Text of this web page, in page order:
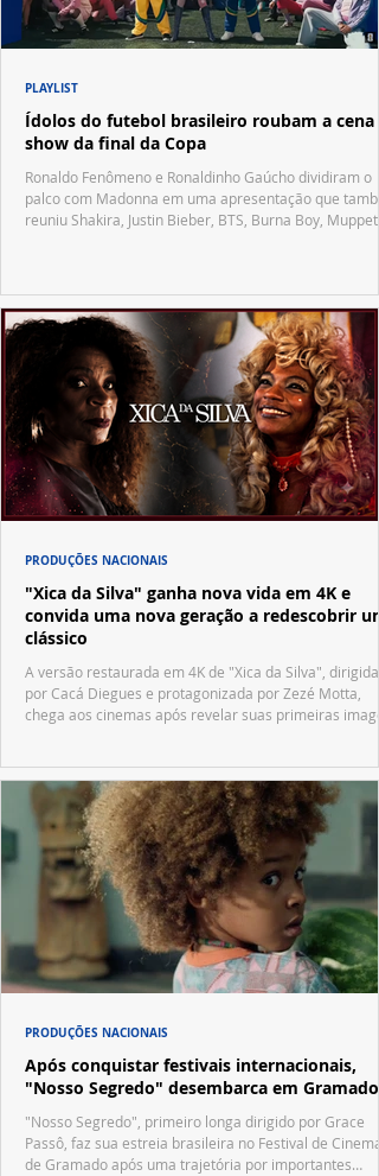
Ídolos do futebol brasileiro roubam a cena
show da final da Copa
Ronaldo Fenômeno e Ronaldinho Gaúcho dividiram o
palco com Madonna em uma apresentação que
reuniu Shakira, Justin Bieber, BTS, Burna Boy, Muppets,
PLAYLIST
"Xica da Silva" ganha nova vida em 4K e
convida uma nova geração a redescobrir um
clássico
A versão restaurada em 4K de "Xica da Silva", dirigida
por Cacá Diegues e protagonizada por Zezé Motta,
chega aos cinemas após revelar suas primeiras
PRODUÇÕES NACIONAIS
Após conquistar festivais internacionais,
"Nosso Segredo" desembarca em Gramado
"Nosso Segredo", primeiro longa dirigido por Grace
Passô, faz sua estreia brasileira no Festival de Cinema
de Gramado após uma trajetória por importantes
PRODUÇÕES NACIONAIS